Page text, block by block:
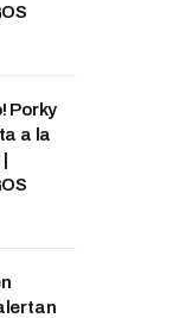
Porky
a la